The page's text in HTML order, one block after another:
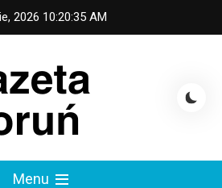
2026 10:20:36 AM
Menu